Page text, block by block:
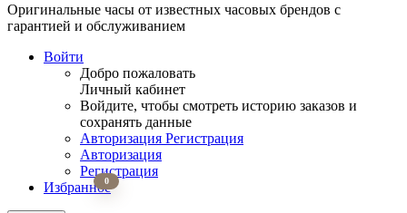
Оригинальные часы от известных часовых брендов с
гарантией и обслуживанием
Войти
Добро пожаловать
Личный кабинет
Войдите, чтобы смотреть историю заказов и
сохранять данные
Авторизация Регистрация
Авторизация
Регистрация
Избранное
0